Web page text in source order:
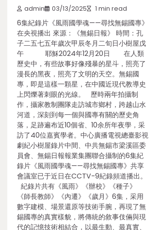
admin 03/13/2025 1 min read
6集紀錄片《風雨國學魂——尋找無錫國專》
在央視播出 來源：《無錫日報》 時間：孔
子二五七五年歲次甲辰冬月二旬日小樹屋戊
午 耶穌2024年12月20日 在人類
歷史中，有些故事好像殘暴的星斗，照亮了
漫長的黑夜，照亮了文明的天空。無錫國
專，即是這樣一顆星，在中國近現代教導史
上閃爍著刺眼的光線。 歷時兩年拍攝制
作，攝家教制團隊走訪城市鄉村，跨越山水
河道，深刻到每一個與國專有關的歷史角
落，足跡遍布近10個省、10余所年夜學，采
訪了40位嘉賓學者。中心廣播電視總臺影視
劇紀小樹屋錄片中間、中共無錫市梁溪區委
員會、無錫日報報業集團聯合攝制的6集紀
錄片《風雨國學魂——尋找無錫國專》共享
會議室已于近日在CCTV-9紀錄頻道播出。
紀錄片共有《風雨》《辦校》《種子》
《師長教師》《內遷》《歲月》6集，采用
數字建模、場景還原等技術手腕，再現了無
錫國專的真實樣貌，將傳統的敘事伎倆與現
代的記憶技術相結合，以最生動、最真實、